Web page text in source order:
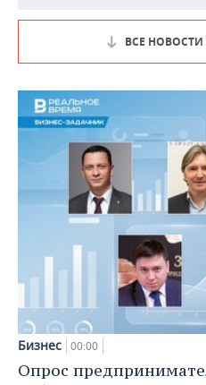
ВСЕ НОВОСТИ
Бизнес 00:00
Опрос